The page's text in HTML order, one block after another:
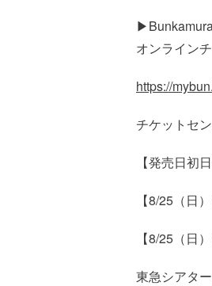
オンライン
https://
チケットセ
【発売日初
【8/25（日
【8/25（日
東急シアタ